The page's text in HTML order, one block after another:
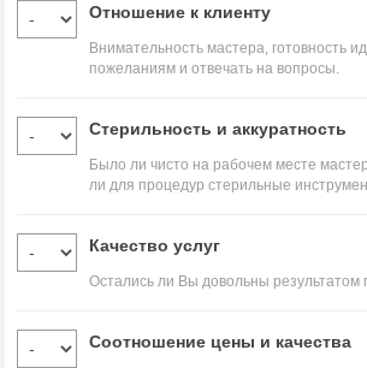
Отношение к клиенту
Внимательность мастера, готовность
пожеланиям и отвечать на вопросы.
Стерильность и аккуратность
Было ли чисто на рабочем месте
ли для процедур стерильные
Качество услуг
Остались ли Вы довольны результатом
Соотношение цены и качества